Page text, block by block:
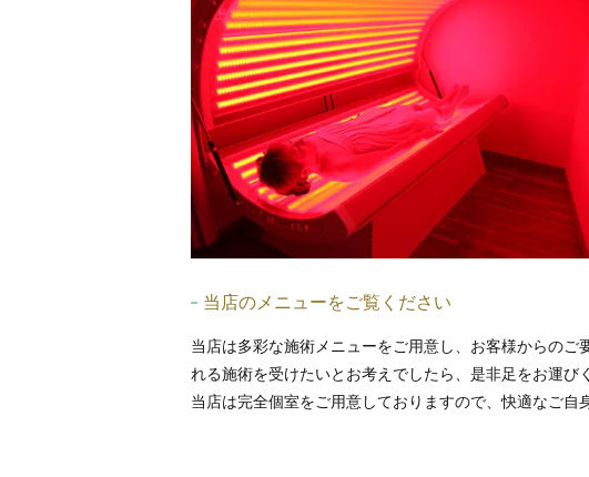
当店のメニューをご覧ください
当店は多彩な施術メニューをご用意し、お客様からの
れる施術を受けたいとお考えでしたら、是非足をお運び
当店は完全個室をご用意しておりますので、快適なご自